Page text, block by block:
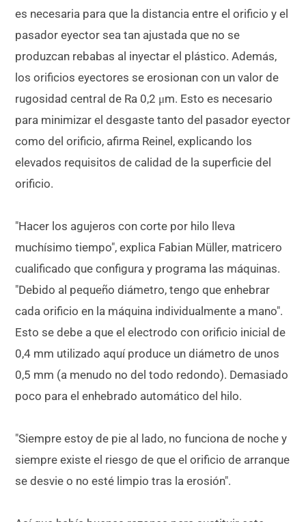
es necesaria para que la distancia entre el orificio y el
pasador eyector sea tan ajustada que no se
produzcan rebabas al inyectar el plástico. Además,
los orificios eyectores se erosionan con un valor de
rugosidad central de Ra 0,2 μm. Esto es necesario
para minimizar el desgaste tanto del pasador eyector
como del orificio, afirma Reinel, explicando los
elevados requisitos de calidad de la superficie del
orificio.
"Hacer los agujeros con corte por hilo lleva
muchísimo tiempo", explica Fabian Müller, matricero
cualificado que configura y programa las máquinas.
"Debido al pequeño diámetro, tengo que enhebrar
cada orificio en la máquina individualmente a mano".
Esto se debe a que el electrodo con orificio inicial de
0,4 mm utilizado aquí produce un diámetro de unos
0,5 mm (a menudo no del todo redondo). Demasiado
poco para el enhebrado automático del hilo.
"Siempre estoy de pie al lado, no funciona de noche y
siempre existe el riesgo de que el orificio de arranque
se desvie o no esté limpio tras la erosión".